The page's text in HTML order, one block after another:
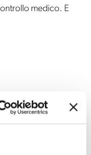
medico. E